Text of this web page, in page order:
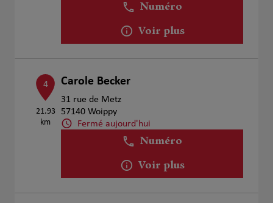
Numéro
Voir plus
4
21.93
km
Carole Becker
31 rue de Metz
57140 Woippy
Fermé aujourd'hui
Numéro
Voir plus